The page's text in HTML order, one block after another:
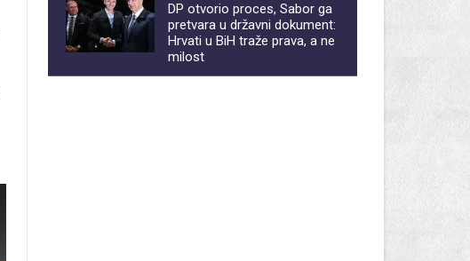
DP otvorio proces, Sabor ga
pretvara u državni dokument:
Hrvati u BiH traže prava, a ne
milost